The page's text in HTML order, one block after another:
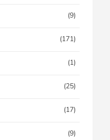
(9)
(171)
(1)
(25)
(17)
(9)